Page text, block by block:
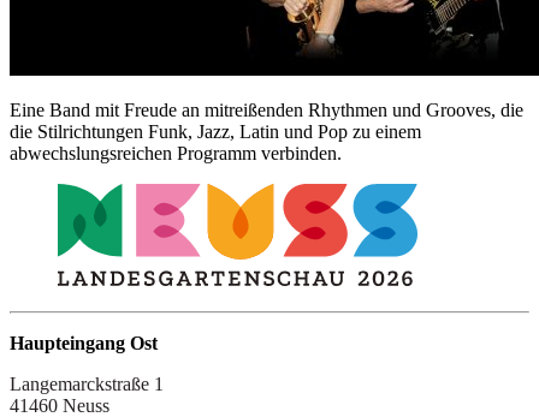
Eine Band mit Freude an mitreißenden Rhythmen und Grooves, die
die Stilrichtungen Funk, Jazz, Latin und Pop zu einem
abwechslungsreichen Programm verbinden.
Haupteingang Ost
Langemarckstraße 1
41460 Neuss